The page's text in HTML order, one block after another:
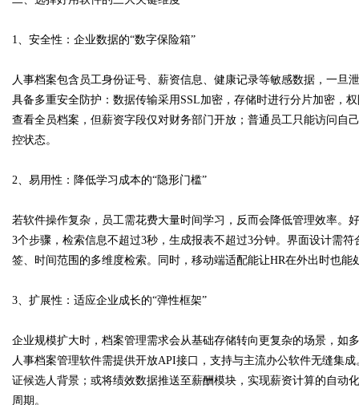
1、安全性：企业数据的“数字保险箱”
人事档案包含员工身份证号、薪资信息、健康记录等敏感数据，一旦
具备多重安全防护：数据传输采用SSL加密，存储时进行分片加密，
查看全员档案，但薪资字段仅对财务部门开放；普通员工只能访问自
控状态。
2、易用性：降低学习成本的“隐形门槛”
若软件操作复杂，员工需花费大量时间学习，反而会降低管理效率。
3个步骤，检索信息不超过3秒，生成报表不超过3分钟。界面设计需
签、时间范围的多维度检索。同时，移动端适配能让HR在外出时也能
3、扩展性：适应企业成长的“弹性框架”
企业规模扩大时，档案管理需求会从基础存储转向更复杂的场景，如
人事档案管理软件需提供开放API接口，支持与主流办公软件无缝集
证候选人背景；或将绩效数据推送至薪酬模块，实现薪资计算的自动
周期。